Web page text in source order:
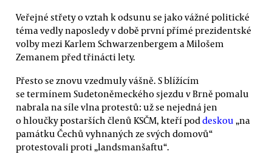
Veřejné střety o vztah k odsunu se jako vážné politické
téma vedly naposledy v době první přímé prezidentské
volby mezi Karlem Schwarzenbergem a Milošem
Zemanem před třinácti lety.
Přesto se znovu vzedmuly vášně. S blížícím
se termínem Sudetoněmeckého sjezdu v Brně pomalu
nabrala na síle vlna protestů: už se nejedná jen
o hloučky postarších členů KSČM, kteří poddeskou „na
památku Čechů vyhnaných ze svých domovů“
protestovali proti „landsmanšaftu“.